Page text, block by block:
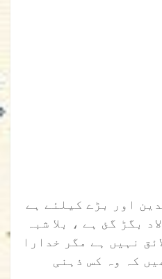
اور بڑے کیلئے ہے
بگڑ گئ ہے ، بلا شبہ
نہیں ہے مگر خدارا
کہ وہ کس ذہنی